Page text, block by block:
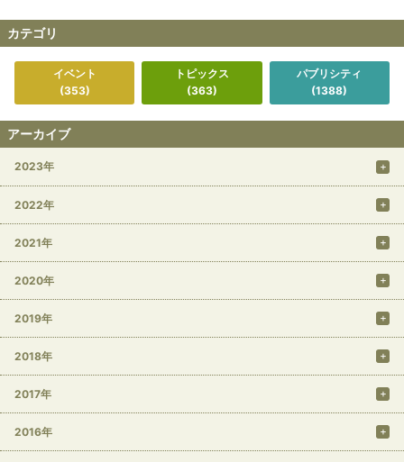
カテゴリ
イベント
(353)
トピックス
(363)
パブリシティ
(1388)
アーカイブ
2023年
2022年
2021年
2020年
2019年
2018年
2017年
2016年